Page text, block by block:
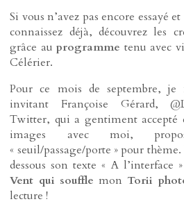
Si vous n’avez pas encore essayé
connaissez déjà, découvrez les
grâce au programme tenu avec
Célérier.
Pour ce mois de septembre, je
invitant Françoise Gérard,
Twitter, qui a gentiment accepté
images avec moi,
« seuil/passage/porte » pour
dessous son texte « A l’interface
Vent qui souffle mon Torii
lecture !